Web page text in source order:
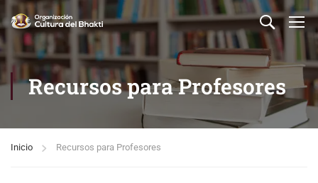
Recursos para Profesores
Inicio Recursos para Profesores